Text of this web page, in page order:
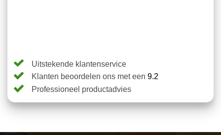
Uitstekende klantenservice
Klanten beoordelen ons met een 9.2
Professioneel productadvies